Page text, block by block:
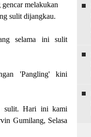
melakukan
sulit dijangkau.
selama ini sulit
'Pangling' kini
sulit. Hari ini kami
Gumilang, Selasa